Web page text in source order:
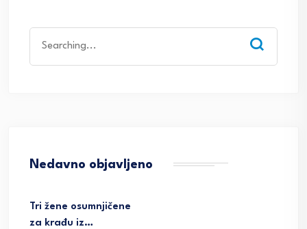
for:
Nedavno objavljeno
Tri žene osumnjičene
za krađu iz…